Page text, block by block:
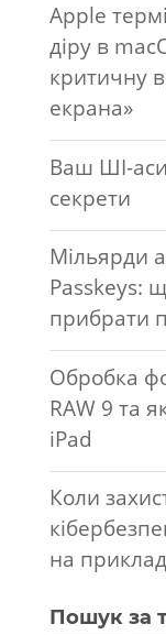
Apple
діру в
критичну
екрана»
Ваш ШІ-
секрети
Мільярди
Passkeys:
прибрати
Обробка
RAW 9 та
iPad
Коли
на
Пошук за